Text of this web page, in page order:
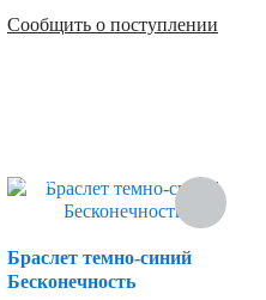
Сообщить о поступлении
Скидка
Браслет темно-синий
Бесконечность